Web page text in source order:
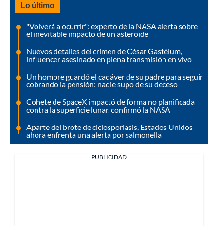
Lo último
"Volverá a ocurrir": experto de la NASA alerta sobre
el inevitable impacto de un asteroide
Nuevos detalles del crimen de César Gastélum,
influencer asesinado en plena transmisión en vivo
Un hombre guardó el cadáver de su padre para seguir
cobrando la pensión: nadie supo de su deceso
Cohete de SpaceX impactó de forma no planificada
contra la superficie lunar, confirmó la NASA
Aparte del brote de ciclosporiasis, Estados Unidos
ahora enfrenta una alerta por salmonella
PUBLICIDAD